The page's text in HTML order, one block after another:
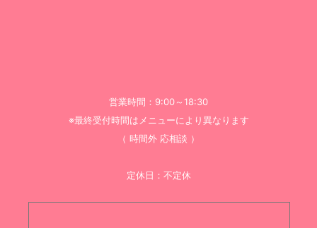
営業時間：9:00～18:30
※最終受付時間はメニューにより異なります
（ 時間外 応相談 ）
定休日：不定休